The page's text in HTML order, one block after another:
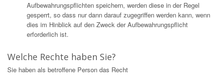
Aufbewahrungspflichten speichern, werden diese in der Regel
gesperrt, so dass nur dann darauf zugegriffen werden kann, wenn
dies im Hinblick auf den Zweck der Aufbewahrungspflicht
erforderlich ist.
Welche Rechte haben Sie?
Sie haben als betroffene Person das Recht